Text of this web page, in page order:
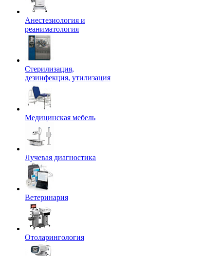
Анестезиология и
реаниматология
Стерилизация,
дезинфекция, утилизация
Медицинская мебель
Лучевая диагностика
Ветеринария
Отоларингология